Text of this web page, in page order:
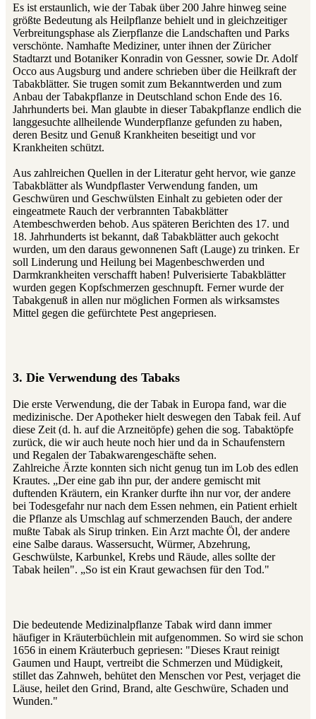
Es ist erstaunlich, wie der Tabak über 200 Jahre hinweg seine
größte Bedeutung als Heilpflanze behielt und in gleichzeitiger
Verbreitungsphase als Zierpflanze die Landschaften und Parks
verschönte. Namhafte Mediziner, unter ihnen der Züricher
Stadtarzt und Botaniker Konradin von Gessner, sowie Dr. Adolf
Occo aus Augsburg und andere schrieben über die Heilkraft der
Tabakblätter. Sie trugen somit zum Bekanntwerden und zum
Anbau der Tabakpflanze in Deutschland schon Ende des 16.
Jahrhunderts bei. Man glaubte in dieser Tabakpflanze endlich die
langgesuchte allheilende Wunderpflanze gefunden zu haben,
deren Besitz und Genuß Krankheiten beseitigt und vor
Krankheiten schützt.
Aus zahlreichen Quellen in der Literatur geht hervor, wie ganze
Tabakblätter als Wundpflaster Verwendung fanden, um
Geschwüren und Geschwülsten Einhalt zu gebieten oder der
eingeatmete Rauch der verbrannten Tabakblätter
Atembeschwerden behob. Aus späteren Berichten des 17. und
18. Jahrhunderts ist bekannt, daß Tabakblätter auch gekocht
wurden, um den daraus gewonnenen Saft (Lauge) zu trinken. Er
soll Linderung und Heilung bei Magenbeschwerden und
Darmkrankheiten verschafft haben! Pulverisierte Tabakblätter
wurden gegen Kopfschmerzen geschnupft. Ferner wurde der
Tabakgenuß in allen nur möglichen Formen als wirksamstes
Mittel gegen die gefürchtete Pest angepriesen.
3. Die Verwendung des Tabaks
Die erste Verwendung, die der Tabak in Europa fand, war die
medizinische. Der Apotheker hielt deswegen den Tabak feil. Auf
diese Zeit (d. h. auf die Arzneitöpfe) gehen die sog. Tabaktöpfe
zurück, die wir auch heute noch hier und da in Schaufenstern
und Regalen der Tabakwarengeschäfte sehen.
Zahlreiche Ärzte konnten sich nicht genug tun im Lob des edlen
Krautes. „Der eine gab ihn pur, der andere gemischt mit
duftenden Kräutern, ein Kranker durfte ihn nur vor, der andere
bei Todesgefahr nur nach dem Essen nehmen, ein Patient erhielt
die Pflanze als Umschlag auf schmerzenden Bauch, der andere
mußte Tabak als Sirup trinken. Ein Arzt machte Öl, der andere
eine Salbe daraus. Wassersucht, Würmer, Abzehrung,
Geschwülste, Karbunkel, Krebs und Räude, alles sollte der
Tabak heilen". „So ist ein Kraut gewachsen für den Tod."
Die bedeutende Medizinalpflanze Tabak wird dann immer
häufiger in Kräuterbüchlein mit aufgenommen. So wird sie schon
1656 in einem Kräuterbuch gepriesen: "Dieses Kraut reinigt
Gaumen und Haupt, vertreibt die Schmerzen und Müdigkeit,
stillet das Zahnweh, behütet den Menschen vor Pest, verjaget die
Läuse, heilet den Grind, Brand, alte Geschwüre, Schaden und
Wunden."